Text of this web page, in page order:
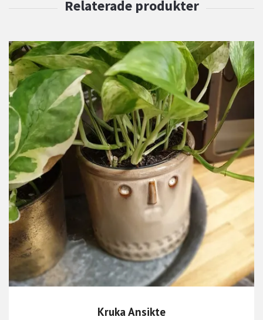
Kruka Ansikte